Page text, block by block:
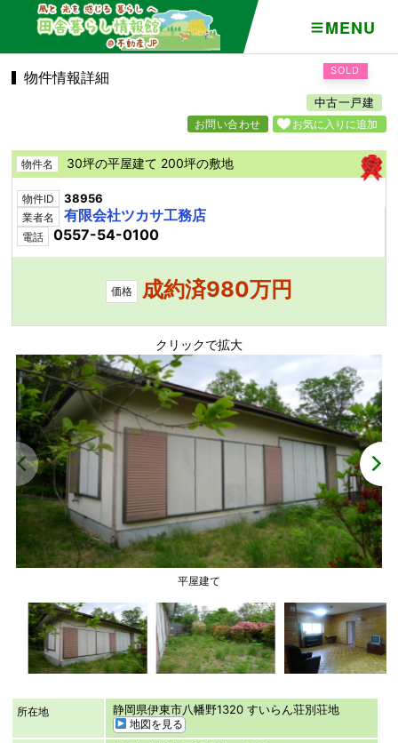
MENU
SOLD
物件情報詳細
中古一戸建
お気に入りに追加
お問い合わせ
物件名 30坪の平屋建て 200坪の敷地
物件ID 38956
業者名 有限会社ツカサ工務店
電話 0557-54-0100
価格 成約済980万円
クリックで拡大
平屋建て
所在地 静岡県伊東市八幡野1320 すいらん荘別荘地
地図を見る